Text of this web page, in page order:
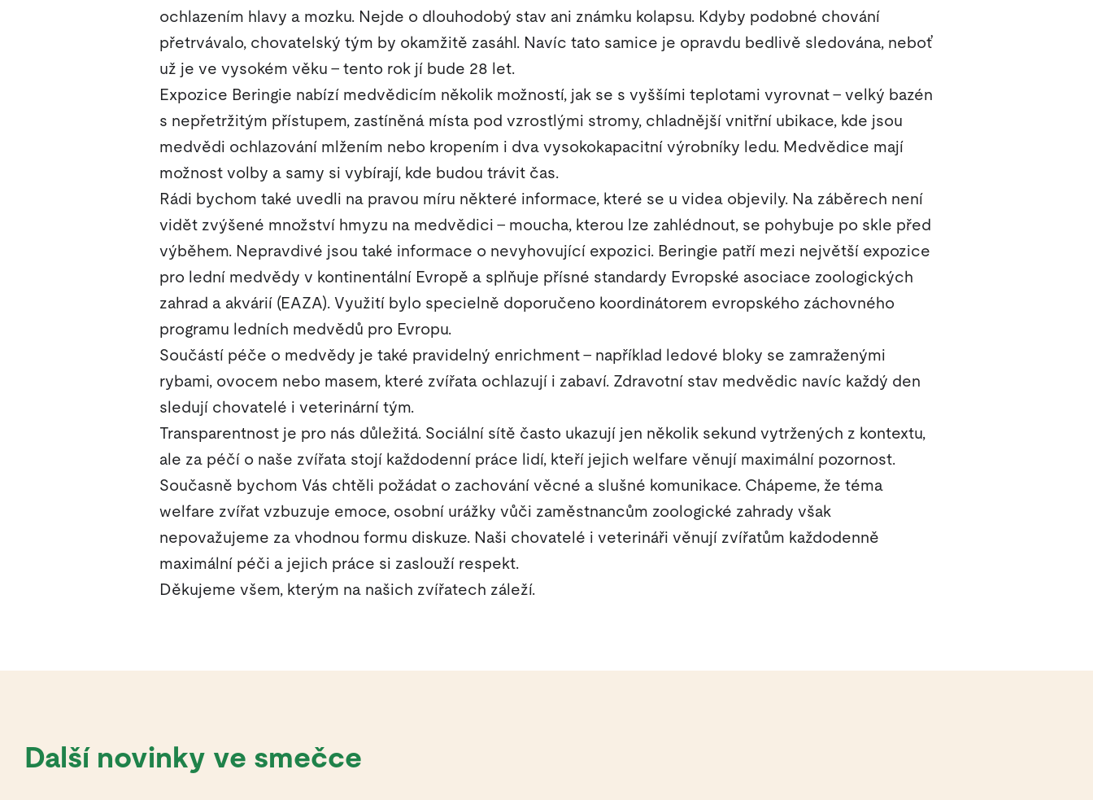
ochlazením hlavy a mozku. Nejde o dlouhodobý stav ani známku kolapsu. Kdyby podobné chování
přetrvávalo, chovatelský tým by okamžitě zasáhl. Navíc tato samice je opravdu bedlivě sledována, neboť
už je ve vysokém věku – tento rok jí bude 28 let.
Expozice Beringie nabízí medvědicím několik možností, jak se s vyššími teplotami vyrovnat – velký bazén
s nepřetržitým přístupem, zastíněná místa pod vzrostlými stromy, chladnější vnitřní ubikace, kde jsou
medvědi ochlazování mlžením nebo kropením i dva vysokokapacitní výrobníky ledu. Medvědice mají
možnost volby a samy si vybírají, kde budou trávit čas.
Rádi bychom také uvedli na pravou míru některé informace, které se u videa objevily. Na záběrech není
vidět zvýšené množství hmyzu na medvědici – moucha, kterou lze zahlédnout, se pohybuje po skle před
výběhem. Nepravdivé jsou také informace o nevyhovující expozici. Beringie patří mezi největší expozice
pro lední medvědy v kontinentální Evropě a splňuje přísné standardy Evropské asociace zoologických
zahrad a akvárií (EAZA). Využití bylo specielně doporučeno koordinátorem evropského záchovného
programu ledních medvědů pro Evropu.
Součástí péče o medvědy je také pravidelný enrichment – například ledové bloky se zamraženými
rybami, ovocem nebo masem, které zvířata ochlazují i zabaví. Zdravotní stav medvědic navíc každý den
sledují chovatelé i veterinární tým.
Transparentnost je pro nás důležitá. Sociální sítě často ukazují jen několik sekund vytržených z kontextu,
ale za péčí o naše zvířata stojí každodenní práce lidí, kteří jejich welfare věnují maximální pozornost.
Současně bychom Vás chtěli požádat o zachování věcné a slušné komunikace. Chápeme, že téma
welfare zvířat vzbuzuje emoce, osobní urážky vůči zaměstnancům zoologické zahrady však
nepovažujeme za vhodnou formu diskuze. Naši chovatelé i veterináři věnují zvířatům každodenně
maximální péči a jejich práce si zaslouží respekt.
Děkujeme všem, kterým na našich zvířatech záleží.
Další novinky ve smečce